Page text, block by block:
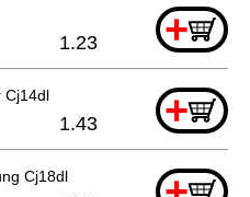
+
1.23
Cj14dl +
1.43
Cj18dl